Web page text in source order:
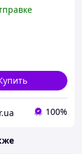
штаны
100%